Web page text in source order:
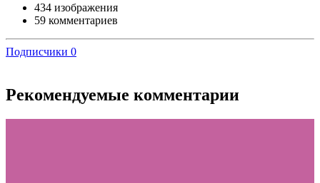
434 изображения
59 комментариев
Подписчики 0
Рекомендуемые комментарии